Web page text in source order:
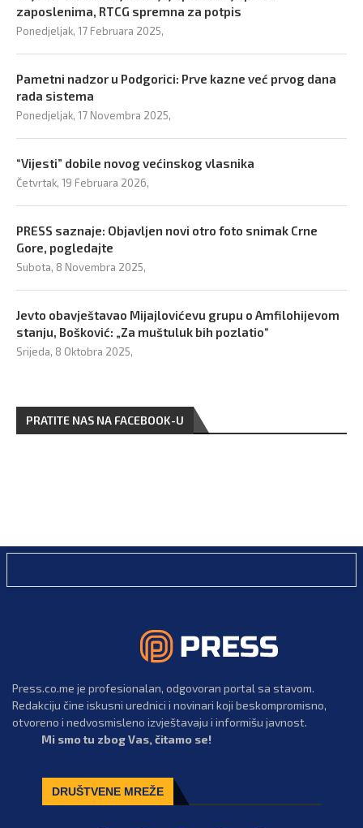
zaposlenima, RTCG spremna za potpis
Ponedjeljak, 17 Februara 2025,
Pametni nadzor u Podgorici: Prve kazne već prvog dana
rada sistema
Ponedjeljak, 17 Novembra 2025,
“Vijesti” dobile novog većinskog vlasnika
Četvrtak, 19 Februara 2026,
PRESS saznaje: Objavljen novi otro foto snimak Crne
Gore, pogledajte
Subota, 8 Novembra 2025,
Jevto obavještavao Mijajlovićevu grupu o Amfilohijevom
stanju, Bošković: „Za muštuluk bih pozlatio“
Srijeda, 8 Oktobra 2025,
PRATITE NAS NA FACEBOOK-U
Press.co.me je profesionalan, odgovoran portal sa stavom.
Redakciju čine iskusni urednici i novinari koji beskompromisno,
otvoreno i nedvosmisleno izvještavaju i informišu javnost.
Mi smo tu zbog Vas, čitamo se!
DRUŠTVENE MREŽE